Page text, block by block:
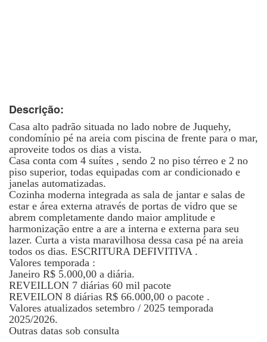
Descrição:
Casa alto padrão situada no lado nobre de Juquehy,
condomínio pé na areia com piscina de frente para o mar,
aproveite todos os dias a vista.
Casa conta com 4 suítes , sendo 2 no piso térreo e 2 no
piso superior, todas equipadas com ar condicionado e
janelas automatizadas.
Cozinha moderna integrada as sala de jantar e salas de
estar e área externa através de portas de vidro que se
abrem completamente dando maior amplitude e
harmonização entre a are a interna e externa para seu
lazer. Curta a vista maravilhosa dessa casa pé na areia
todos os dias. ESCRITURA DEFIVITIVA .
Valores temporada :
Janeiro R$ 5.000,00 a diária.
REVEILLON 7 diárias 60 mil pacote
REVEILON 8 diárias R$ 66.000,00 o pacote .
Valores atualizados setembro / 2025 temporada
2025/2026.
Outras datas sob consulta